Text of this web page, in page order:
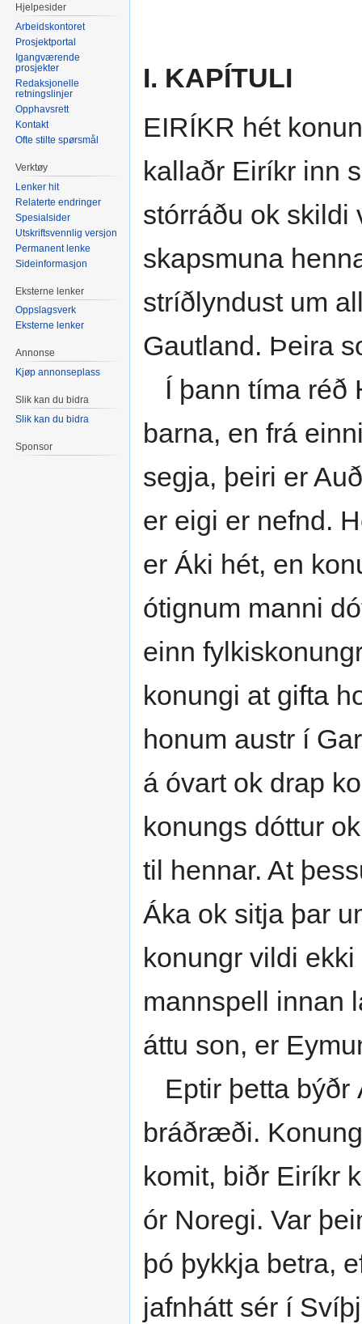
I. KAPÍTULI
EIRÍKR hét
kallaðr Eiríkr inn
stórráðu ok
skapsmuna
stríðlyndust um
Gautland. Þeira
Í þann tíma réð
barna, en frá
segja, þeiri er
er eigi er nefnd.
er Áki hét, en
ótignum manni
einn
konungi at gifta
honum austr í
á óvart ok drap
konungs dóttur
til hennar. At
Áka ok sitja þar
konungr vildi
mannspell innan
áttu son, er
Eptir þetta býðr
bráðræði.
komit, biðr Eiríkr
ór Noregi. Var
þó þykkja betra,
jafnhátt sér í
Hjelpesider
Arbeidskontoret
Prosjektportal
Igangværende
prosjekter
Redaksjonelle
retningslinjer
Opphavsrett
Kontakt
Ofte stilte spørsmål
Verktøy
Lenker hit
Relaterte endringer
Spesialsider
Utskriftsvennlig versjon
Permanent lenke
Sideinformasjon
Eksterne lenker
Oppslagsverk
Eksterne lenker
Annonse
Kjøp annonseplass
Slik kan du bidra
Slik kan du bidra
Sponsor